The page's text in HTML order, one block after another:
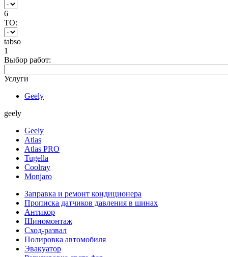
6
ТО:
tabso
1
Выбор работ:
Услуги
Geely
geely
Geely
Atlas
Atlas PRO
Tugella
Coolray
Monjaro
Заправка и ремонт кондиционера
Прописка датчиков давления в шинах
Антикор
Шиномонтаж
Сход-развал
Полировка автомобиля
Эвакуатор